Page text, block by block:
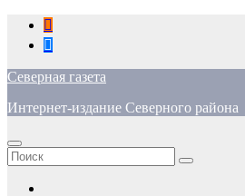
Перейти
содержимому
Северная газета
Интернет-издание Северного района